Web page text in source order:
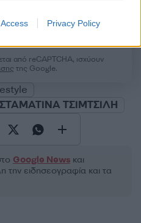
Privacy Policy
σχολίου
από reCAPTCHA, ισχύουν
της Google.
ΣΤΑΜΑΤΙΝΑ ΤΣΙΜΤΣΙΛΗ
Google News και
την ειδησεογραφία και τα